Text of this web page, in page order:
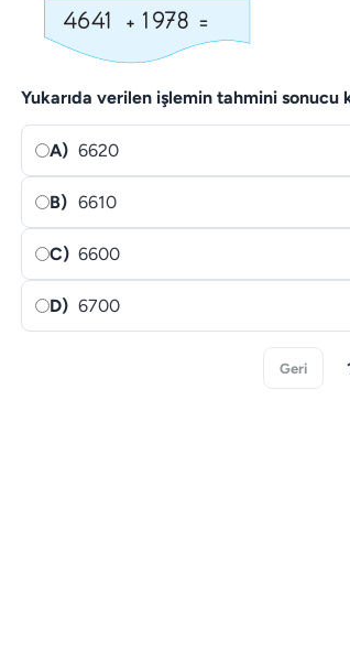
Yukarıda verilen işlemin tahmini
A) 6620
B) 6610
C) 6600
D) 6700
Geri